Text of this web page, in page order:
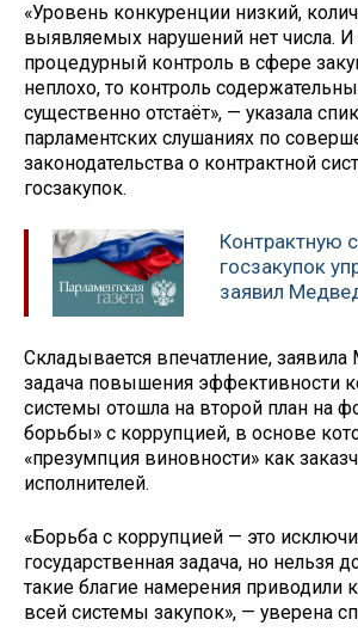
«Уровень конкуренции низкий,
выявляемых нарушений нет числа. И
процедурный контроль в сфере
неплохо, то контроль
существенно отстаёт», — указала
парламентских слушаниях по
законодательства о контрактной
госзакупок.
Контрактную
госзакупок
заявил
Складывается впечатление, заявила
задача повышения эффективности
системы отошла на второй план на
борьбы» с коррупцией, в основе
«презумпция виновности» как
исполнителей.
«Борьба с коррупцией — это
государственная задача, но нельзя
такие благие намерения приводили
всей системы закупок», — уверена